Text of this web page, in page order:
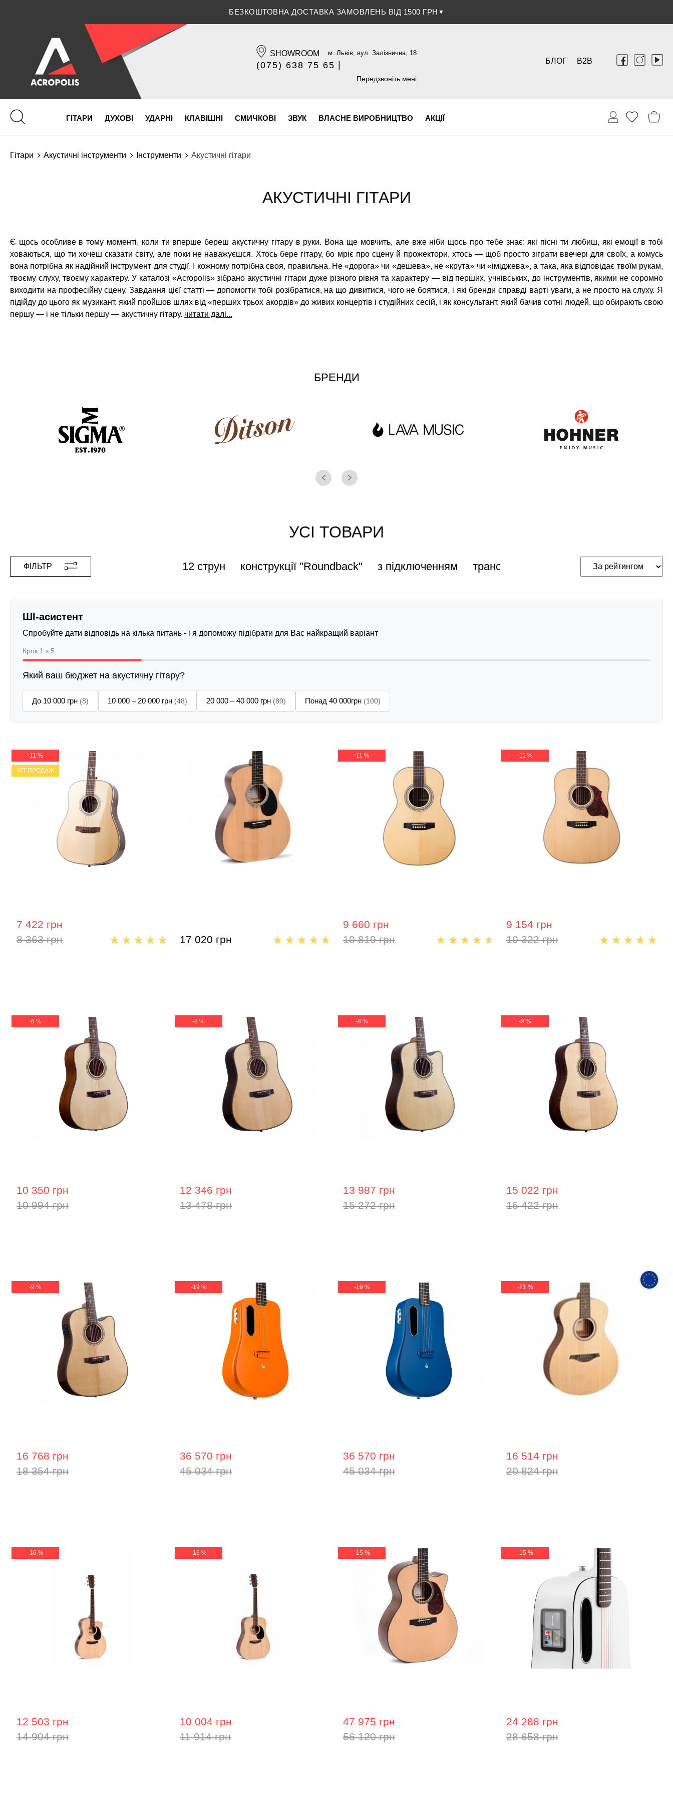
ЗНИЖКА 5% ПРИ ОПЛАТІ БАНКІВСЬКОЮ КАРТКОЮ▼
SHOWROOM м. Львів, вул. Залізнична, 18
(075) 638 75 65
(096) 609 84 32
Передзвоніть мені
B2B
БЛОГ
ГІТАРИ ДУХОВІ УДАРНІ КЛАВІШНІ СМИЧКОВІ ЗВУК ВЛАСНЕ ВИРОБНИЦТВО АКЦІЇ
Гітари Акустичні інструменти Інструменти Акустичні гітари
АКУСТИЧНІ ГІТАРИ
Є щось особливе в тому моменті, коли ти вперше береш акустичну гітару в руки. Вона ще мовчить, але вже ніби щось про тебе знає: які пісні ти любиш, які емоції в тобі
ховаються, що ти хочеш сказати світу, але поки не наважуєшся. Хтось бере гітару, бо мріє про сцену й прожектори, хтось — щоб просто зіграти ввечері для своїх, а комусь
вона потрібна як надійний інструмент для студії. І кожному потрібна своя, правильна. Не «дорога» чи «дешева», не «крута» чи «іміджева», а така, яка відповідає твоїм рукам,
твоєму слуху, твоєму характеру. У каталозі «Acropolis» зібрано акустичні гітари дуже різного рівня та характеру — від перших, учнівських, до інструментів, якими не соромно
виходити на професійну сцену. Завдання цієї статті — допомогти тобі розібратися, на що дивитися, чого не боятися, і які бренди справді варті уваги, а не просто на слуху. Я
підійду до цього як музикант, який пройшов шлях від «перших трьох акордів» до живих концертів і студійних сесій, і як консультант, який бачив сотні людей, що обирають свою
першу — і не тільки першу — акустичну гітару. читати далі...
БРЕНДИ
УСІ ТОВАРИ
12 струн конструкції "Roundback" з підключенням трансакустичні
ФІЛЬТР
ШІ-асистент
Спробуйте дати відповідь на кілька питань - і я допоможу підібрати для Вас найкращий варіант
Крок 1 з 5
Який ваш бюджет на акустичну гітару?
До 10 000 грн (8) 10 000 – 20 000 грн (48) 20 000 – 40 000 грн (80) Понад 40 000грн (100)
-11 %
ХІТ ПРОДАЖ
7 422 грн
8 363 грн
17 020 грн
-11 %
9 660 грн
10 819 грн
-11 %
9 154 грн
10 322 грн
-6 %
10 350 грн
10 994 грн
-8 %
12 346 грн
13 478 грн
-8 %
13 987 грн
15 272 грн
-9 %
15 022 грн
16 422 грн
-9 %
16 768 грн
18 354 грн
-19 %
36 570 грн
45 034 грн
-19 %
36 570 грн
45 034 грн
-21 %
16 514 грн
20 824 грн
-16 %
12 503 грн
14 904 грн
-16 %
10 004 грн
11 914 грн
-15 %
47 975 грн
56 120 грн
-15 %
24 288 грн
28 658 грн